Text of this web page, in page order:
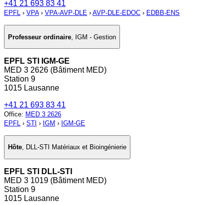
+41 21 693 83 41
EPFL › VPA› VPA-AVP-DLE › AVP-DLE-EDOC › EDBB-ENS
Professeur ordinaire IGM - Gestion
EPFL STI IGM-GE
MED 3 2626 (Bâtiment MED)
Station 9
1015 Lausanne
+41 21 693 83 41
Office: MED 3 2626
EPFL › STI › IGM › IGM-GE
Hôte, DLL-STI Matériaux et Bioingénierie
EPFL STI DLL-STI
MED 3 1019 (Bâtiment MED)
Station 9
1015 Lausanne